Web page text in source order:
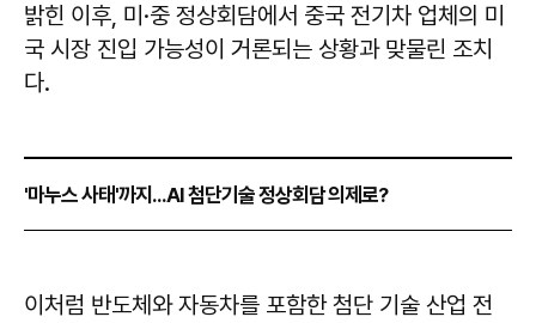
밝힌 이후, 미·중 정상회담에서 중국 전기차 업체의 미
국 시장 진입 가능성이 거론되는 상황과 맞물린 조치
다.
'마누스 사태'까지...AI 첨단기술 정상회담 의제로?
이처럼 반도체와 자동차를 포함한 첨단 기술 산업 전